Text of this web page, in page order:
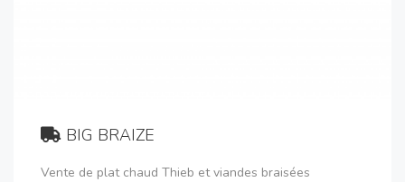
BIG BRAIZE
Vente de plat chaud Thieb et viandes braisées